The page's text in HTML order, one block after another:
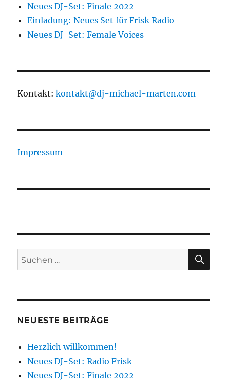
Neues DJ-Set: Finale 2022
Einladung: Neues Set für Frisk Radio
Neues DJ-Set: Female Voices
Kontakt:kontakt@dj-michael-marten.com
Impressum
Suchen
nach:
NEUESTE BEITRÄGE
Herzlich willkommen!
Neues DJ-Set: Radio Frisk
Neues DJ-Set: Finale 2022